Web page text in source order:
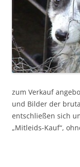
zum Verkauf
und Bilder der
entschließen sich
„Mitleids-Kauf“,